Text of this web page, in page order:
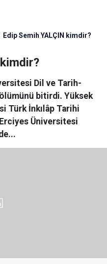
Edip Semih YALÇIN kimdir?
Dil ve Tarih-
bitirdi. Yüksek
Türk İnkılâp Tarihi
Üniversitesi